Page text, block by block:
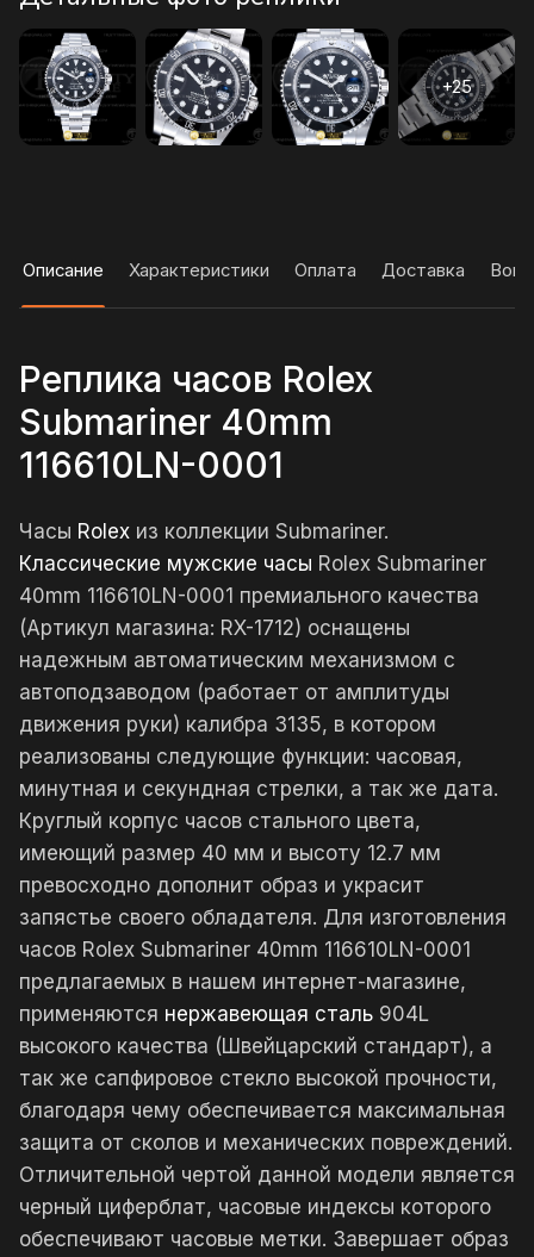
Описание Характеристики Оплата Доставка
Реплика часов Rolex
Submariner 40mm
116610LN-0001
Часы Rolex из коллекции Submariner.
Классические мужские часы Rolex Submariner
40mm 116610LN-0001 премиального качества
(Артикул магазина: RX-1712) оснащены
надежным автоматическим механизмом с
автоподзаводом (работает от амплитуды
движения руки) калибра 3135, в котором
реализованы следующие функции: часовая,
минутная и секундная стрелки, а так же дата.
Круглый корпус часов стального цвета,
имеющий размер 40 мм и высоту 12.7 мм
превосходно дополнит образ и украсит
запястье своего обладателя. Для изготовления
часов Rolex Submariner 40mm 116610LN-0001
предлагаемых в нашем интернет-магазине,
применяются нержавеющая сталь 904L
высокого качества (Швейцарский стандарт), а
так же сапфировое стекло высокой прочности,
благодаря чему обеспечивается максимальная
защита от сколов и механических повреждений.
Отличительной чертой данной модели является
черный циферблат, часовые индексы которого
обеспечивают часовые метки. Завершает образ